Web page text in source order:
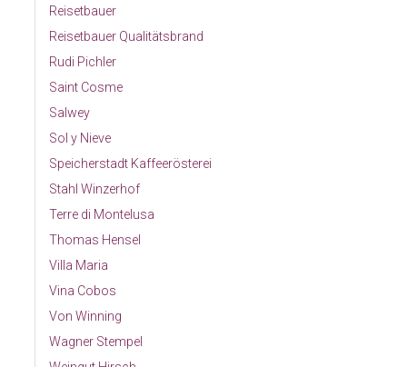
Reisetbauer
Reisetbauer Qualitätsbrand
Rudi Pichler
Saint Cosme
Salwey
Sol y Nieve
Speicherstadt Kaffeerösterei
Stahl Winzerhof
Terre di Montelusa
Thomas Hensel
Villa Maria
Vina Cobos
Von Winning
Wagner Stempel